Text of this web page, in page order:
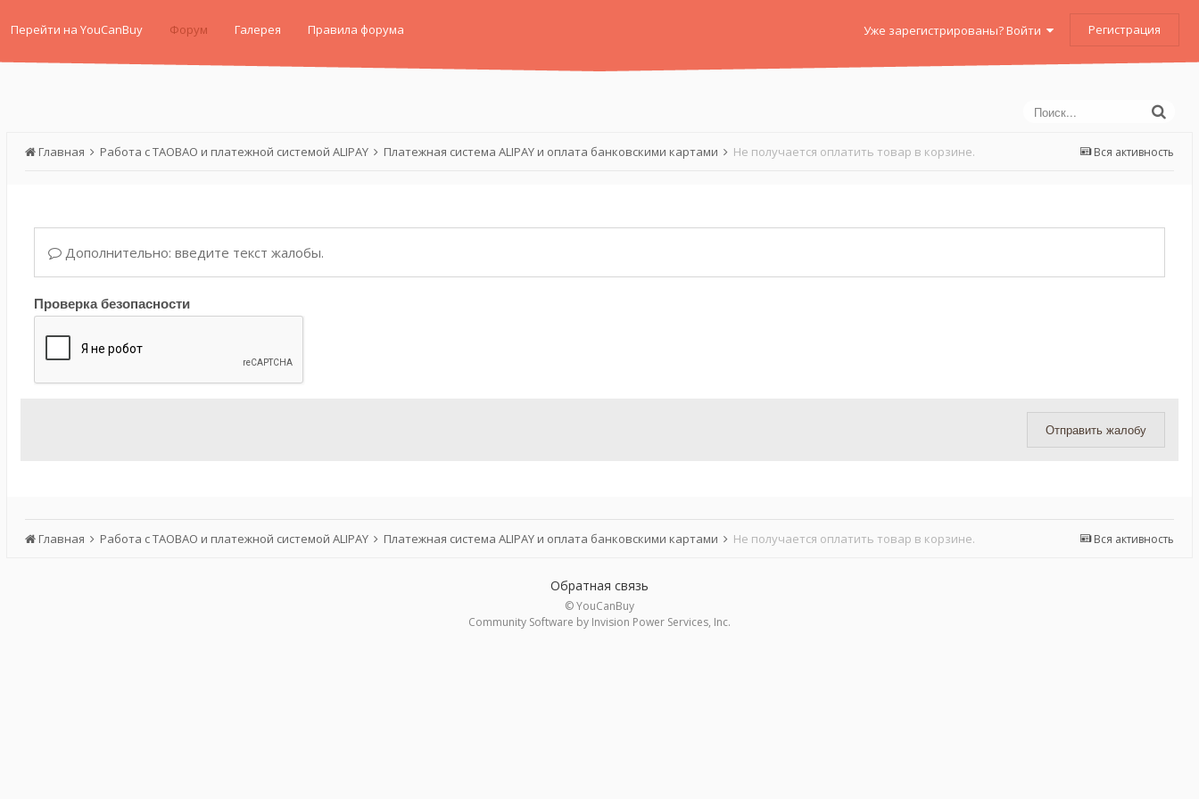
Перейти на YouCanBuy Форум Галерея Правила форума Уже зарегистрированы? Войти Регистрация
Вся активность
Главная Работа с TAOBAO и платежной системой ALIPAY Платежная система ALIPAY и оплата банковскими картами Не получается оплатить товар в корзине.
Дополнительно: введите текст жалобы.
Проверка безопасности
Отправить жалобу
Вся активность
Главная Работа с TAOBAO и платежной системой ALIPAY Платежная система ALIPAY и оплата банковскими картами Не получается оплатить товар в корзине.
Обратная связь
© YouCanBuy
Community Software by Invision Power Services, Inc.